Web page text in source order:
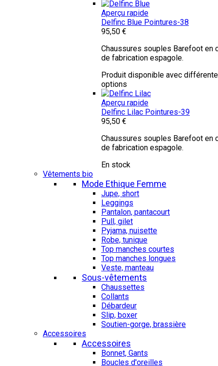
Aperçu rapide
Delfinc Blue Pointures-38
95,50 €
Chaussures souples Barefoot en
de fabrication espagole.
Produit disponible avec
options
Aperçu rapide
Delfinc Lilac Pointures-39
95,50 €
Chaussures souples Barefoot en
de fabrication espagole.
En stock
Vêtements bio
Mode Ethique Femme
Jupe, short
Leggings
Pantalon, pantacourt
Pull, gilet
Pyjama, nuisette
Robe, tunique
Top manches courtes
Top manches longues
Veste, manteau
Sous-vêtements
Chaussettes
Collants
Débardeur
Slip, boxer
Soutien-gorge, brassière
Accessoires
Accessoires
Bonnet, Gants
Boucles d'oreilles